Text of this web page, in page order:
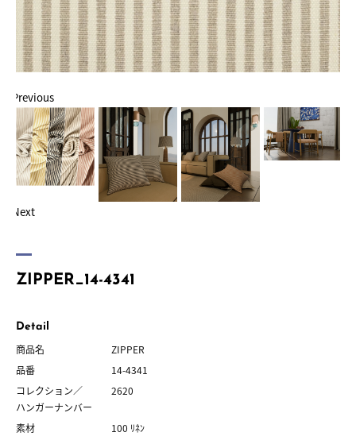
Previous
Next
ZIPPER_14-4341
Detail
商品名
ZIPPER
品番
14-4341
コレクション／
ハンガーナンバー
2620
素材
100 ﾘﾈﾝ